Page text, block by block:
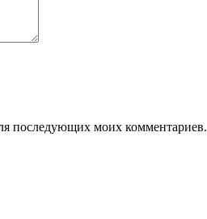
последующих моих комментариев.